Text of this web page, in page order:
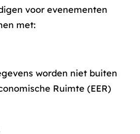
voor evenementen
met:
worden niet buiten
Ruimte (EER)